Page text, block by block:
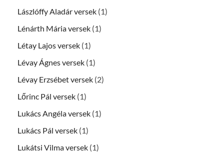
Lászlóffy Aladár versek (1)
Lénárth Mária versek (1)
Létay Lajos versek (1)
Lévay Ágnes versek (1)
Lévay Erzsébet versek (2)
Lőrinc Pál versek (1)
Lukács Angéla versek (1)
Lukács Pál versek (1)
Lukátsi Vilma versek (1)